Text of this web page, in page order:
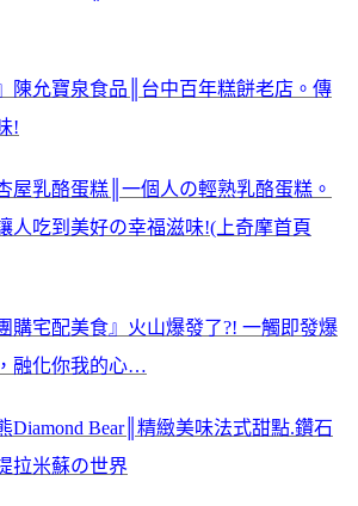
陳允寶泉食品║台中百年糕餅老店。傳
!
屋乳酪蛋糕║一個人の輕熟乳酪蛋糕。
人吃到美好の幸福滋味!(上奇摩首頁
購宅配美食』火山爆發了?! 一觸即發爆
融化你我的心…
Diamond Bear║精緻美味法式甜點.鑽石
拉米蘇の世界